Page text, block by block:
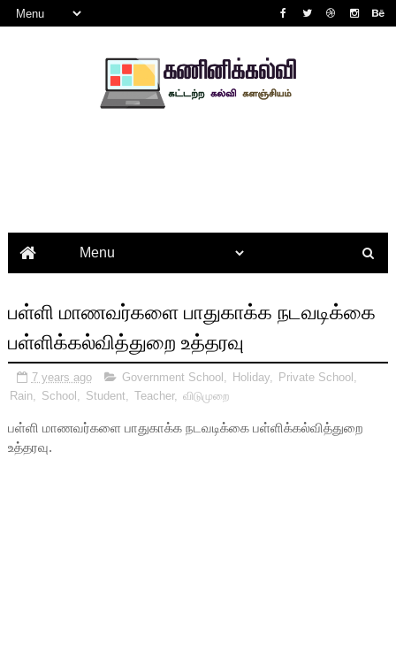
பள்ளி மாணவர்களை பாதுகாக்க நடவடிக்கை
பள்ளிக்கல்வித்துறை உத்தரவு
7 years ago Government School Holiday, Private School
Rain, School Student Teacher, விடுமுறை
பள்ளி மாணவர்களை பாதுகாக்க நடவடிக்கை பள்ளிக்கல்வித்துறை
உத்தரவு.